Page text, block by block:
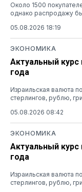
Около 1500
однако распродажу
05.08.2026 18:19
ЭКОНОМИКА
Актуальный курс
года
Израильская валюта
стерлингов, рублю,
05.08.2026 08:42
ЭКОНОМИКА
Актуальный курс
года
Израильская валюта
стерлингов, рублю,